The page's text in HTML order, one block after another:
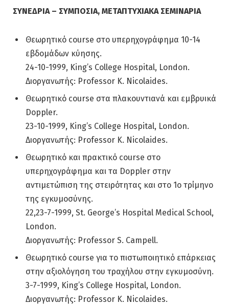
ΣΥΝΕΔΡΙΑ – ΣΥΜΠΟΣΙΑ, ΜΕΤΑΠΤΥΧΙΑΚΑ ΣΕΜΙΝΑΡΙΑ
Θεωρητικό course στο υπερηχογράφημα 10-14
εβδομάδων κύησης.
24-10-1999, King’s College Hospital, London.
Διοργανωτής: Professor K. Nicolaides.
Θεωρητικό course στα πλακουντιανά και εμβρυικά
Doppler.
23-10-1999, King’s College Hospital, London.
Διοργανωτής: Professor K. Nicolaides.
Θεωρητικό και πρακτικό course στο
υπερηχογράφημα και τα Doppler στην
αντιμετώπιση της στειρότητας και στο 1ο τρίμηνο
της εγκυμοσύνης.
22,23-7-1999, St. George’s Hospital Medical School,
London.
Διοργανωτής: Professor S. Campell.
Θεωρητικό course για το πιστωποιητικό επάρκειας
στην αξιολόγηση του τραχήλου στην εγκυμοσύνη.
3-7-1999, King’s College Hospital, London.
Διοργανωτής: Professor K. Nicolaides.